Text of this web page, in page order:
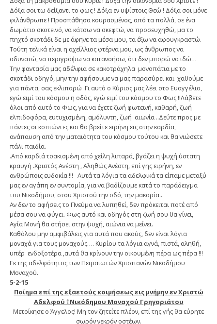
Δόξα σοι τω δείξαντι το φως ! Δόξα εν υψίστοις Θεώ ! Δόξα σοι μόνε
φιλάνθρωπε ! Προσπάθησα κουρασμένος, από τα πολλά, σε ένα
δωμάτιο σκοτεινό, να κάτσω να σκεφτώ, να προσευχηθώ, μα το
πηχτό σκοτάδι δε με άφηνε τα μέσα μου, τα έξω να αφουγκραστώ.
Τούτη τελικά είναι η αχείλλιος φτέρνα μου, ως άνθρωπος να
αδυνατώ, να περιγράψω να κατανοήσω, ότι δεν μπορώ να ιδώ…
Την φαντασία μας αδέλφια σε κακοτράχηλα μονοπάτια με το
σκοτάδι οδηγό, μην την αφήσουμε να μας παρασύρει και χαθούμε
για πάντα, σας εκλιπαρώ .Γι αυτό ο Κύριος μας λέει στο Ευαγγέλιο,
εγώ ειμί του κόσμου η οδός, εγώ ειμί του κόσμου το Φως !!Λάβετε
όλοι από αυτό το Φως, για να έχετε ζωή φωτεινή, καθαρή, ζωή
ελπιδοφόρα, ευτυχισμένη, αμόλυντη, ζωή αιωνία ..Δεύτε προς με
πάντες οι κοπιώντες και θα βρείτε ειρήνη εις στην καρδία,
ανάπαυση από την ματαιότητα του κόσμου τούτου και θα νιώσετε
πάλι παιδία.
.Από καρδιά τσακισμένη από χείλη λιπαρά, βγάζει η ψυχή ύστατη
κραυγή .Χριστός Ανέστη , Αληθώς Ανέστη, επί γης ειρήνη, εν
ανθρώποις ευδοκία !!! Αυτά τα λόγια τα αδελφικά τα είπαμε μεταξύ
μας εν αγάπη εν συντομία, για να βαδίζουμε κατά το παράδειγμα
του Νικοδήμου, στου Χριστού την οδό, την μακαρία..
Αν δεν το αφήσεις το Πνεύμα να λυπηθεί, δεν πρόκειται ποτέ από
μέσα σου να φύγει. Φως αυτό και οδηγός στη ζωή σου θα γίνει,
Αγία Μονή θα στήσει στην ψυχή, αιώνια να μείνει.
Καθόλου μην αμφιβάλεις για αυτά που ακούς, δεν είναι λόγια
μοναχά για τους μοναχούς…. Κυρίου τα λόγια αγνά, πιστά, αληθή,
υπέρ ενδοξοτέρα ,αυτά θα κρίνουν την οικουμένη πέρα ως πέρα !!!
Εκ της αδελφότητος των Πειραιωτών Χριστιανών Νικοδήμου
Μοναχού.
5-2-15
Ποίημα επί της εξαετούς κοιμήσεως εις μνήμην εν Χριστώ
Αδελφού †Νικόδημου Μοναχού Γρηγοριάτου
Μετοίκησε ο Άγγελος! Μη τον ζητείτε πλέον, επί της γής θα εύρητε
σωρόν νεκρόν οστέων.